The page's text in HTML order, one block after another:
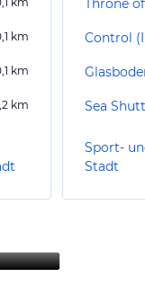
km
km
km
Throne
Control
Sea
Sport-
Stadt